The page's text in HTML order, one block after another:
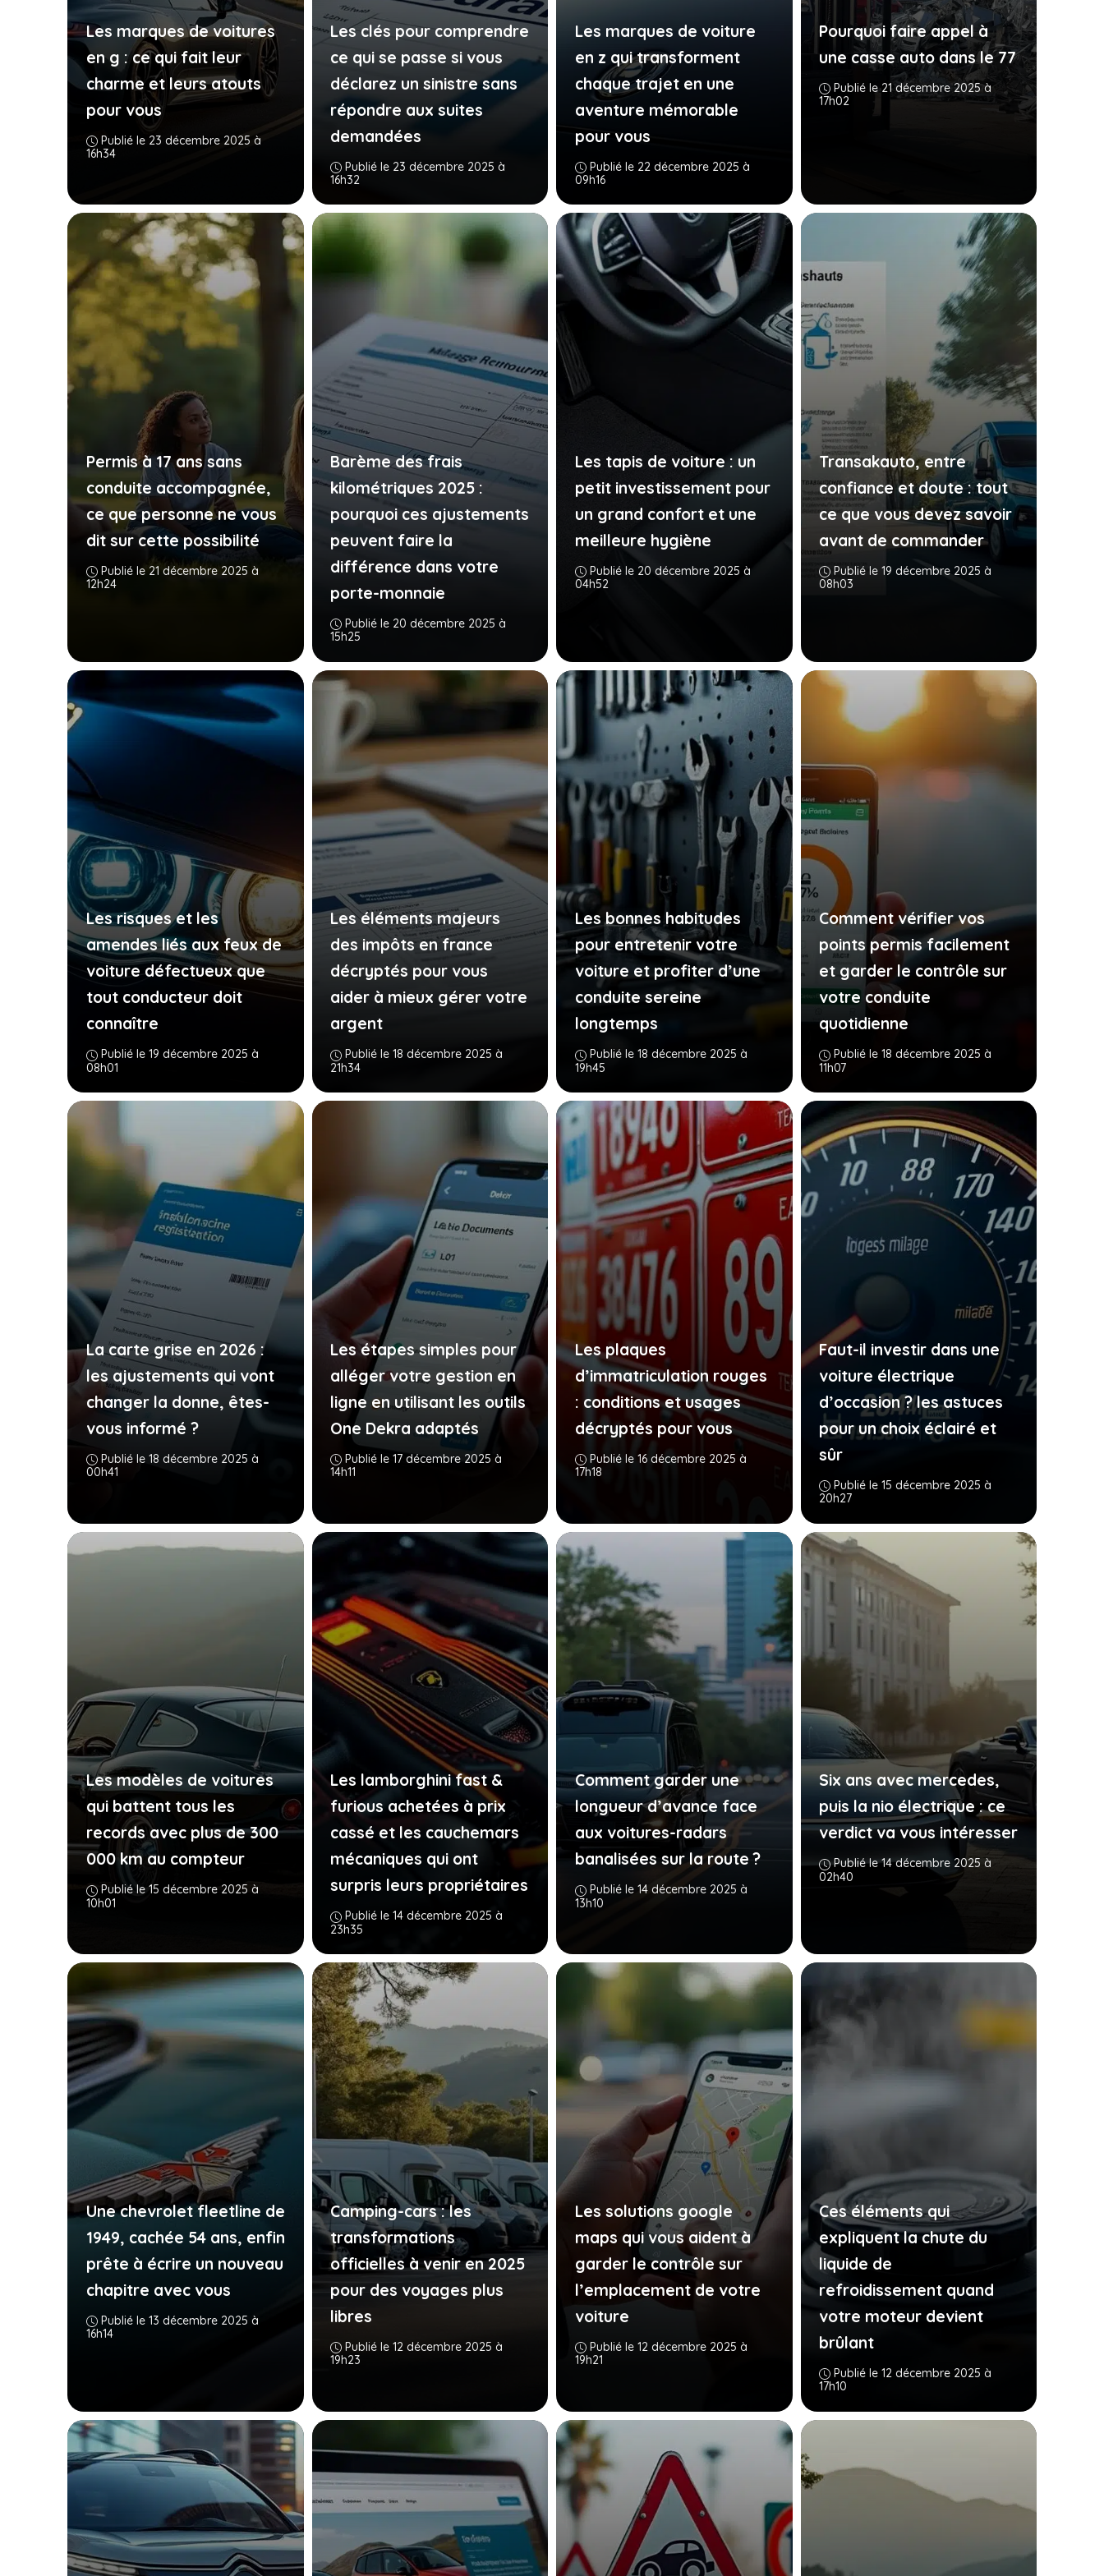
Les marques de voitures
en g : ce qui fait leur
charme et leurs atouts
pour vous
Publié le 23 décembre 2025 à
16h34
Les clés pour comprendre
ce qui se passe si vous
déclarez un sinistre sans
répondre aux suites
demandées
Publié le 23 décembre 2025 à
16h32
Les marques de voiture
en z qui transforment
chaque trajet en une
aventure mémorable
pour vous
Publié le 22 décembre 2025 à
09h16
Pourquoi faire appel à
une casse auto dans le 77
Publié le 21 décembre 2025 à
17h02
Permis à 17 ans sans
conduite accompagnée,
ce que personne ne vous
dit sur cette possibilité
Publié le 21 décembre 2025 à
12h24
Barème des frais
kilométriques 2025 :
pourquoi ces ajustements
peuvent faire la
différence dans votre
porte-monnaie
Publié le 20 décembre 2025 à
15h25
Les tapis de voiture : un
petit investissement pour
un grand confort et une
meilleure hygiène
Publié le 20 décembre 2025 à
04h52
Transakauto, entre
confiance et doute : tout
ce que vous devez savoir
avant de commander
Publié le 19 décembre 2025 à
08h03
Les risques et les
amendes liés aux feux de
voiture défectueux que
tout conducteur doit
connaître
Publié le 19 décembre 2025 à
08h01
Les éléments majeurs
des impôts en france
décryptés pour vous
aider à mieux gérer votre
argent
Publié le 18 décembre 2025 à
21h34
Les bonnes habitudes
pour entretenir votre
voiture et profiter d’une
conduite sereine
longtemps
Publié le 18 décembre 2025 à
19h45
Comment vérifier vos
points permis facilement
et garder le contrôle sur
votre conduite
quotidienne
Publié le 18 décembre 2025 à
11h07
La carte grise en 2026 :
les ajustements qui vont
changer la donne, êtes-
vous informé ?
Publié le 18 décembre 2025 à
00h41
Les étapes simples pour
alléger votre gestion en
ligne en utilisant les outils
One Dekra adaptés
Publié le 17 décembre 2025 à
14h11
Les plaques
d’immatriculation rouges
: conditions et usages
décryptés pour vous
Publié le 16 décembre 2025 à
17h18
Faut-il investir dans une
voiture électrique
d’occasion ? les astuces
pour un choix éclairé et
sûr
Publié le 15 décembre 2025 à
20h27
Les modèles de voitures
qui battent tous les
records avec plus de 300
000 km au compteur
Publié le 15 décembre 2025 à
10h01
Les lamborghini fast &
furious achetées à prix
cassé et les cauchemars
mécaniques qui ont
surpris leurs propriétaires
Publié le 14 décembre 2025 à
23h35
Comment garder une
longueur d’avance face
aux voitures-radars
banalisées sur la route ?
Publié le 14 décembre 2025 à
13h10
Six ans avec mercedes,
puis la nio électrique : ce
verdict va vous intéresser
Publié le 14 décembre 2025 à
02h40
Une chevrolet fleetline de
1949, cachée 54 ans, enfin
prête à écrire un nouveau
chapitre avec vous
Publié le 13 décembre 2025 à
16h14
Camping-cars : les
transformations
officielles à venir en 2025
pour des voyages plus
libres
Publié le 12 décembre 2025 à
19h23
Les solutions google
maps qui vous aident à
garder le contrôle sur
l’emplacement de votre
voiture
Publié le 12 décembre 2025 à
19h21
Ces éléments qui
expliquent la chute du
liquide de
refroidissement quand
votre moteur devient
brûlant
Publié le 12 décembre 2025 à
17h10